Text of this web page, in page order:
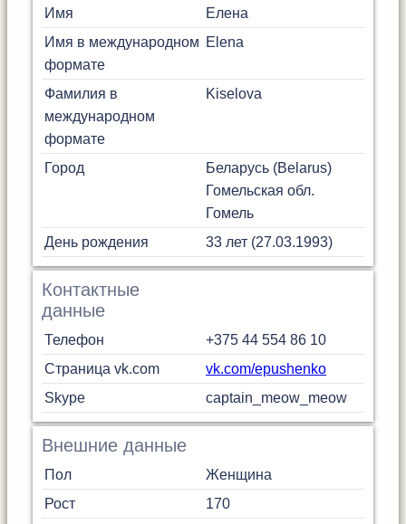
Имя
Елена
Имя в международном
формате
Elena
Фамилия в
международном
формате
Kiselova
Город
Беларусь (Belarus)
Гомельская обл.
Гомель
День рождения
33 лет (27.03.1993)
Контактные
данные
Телефон
+375 44 554 86 10
Страница vk.com
vk.com/epushenko
Skype
captain_meow_meow
Внешние данные
Пол
Женщина
Рост
170